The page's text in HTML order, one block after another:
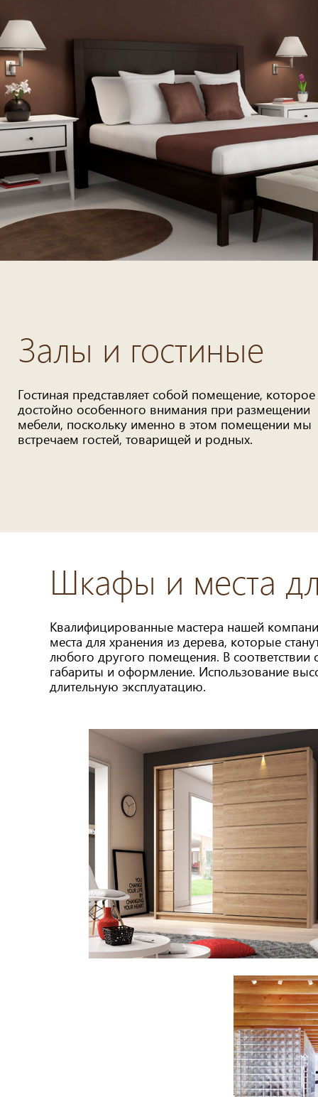
Залы и гостиные
Гостиная представляет собой помещение, которое
достойно особенного внимания при размещении
мебели, поскольку именно в этом помещении мы
встречаем гостей, товарищей и родных.
Шкафы и места
Квалифицированные мастера нашей
места для хранения из дерева, которые
любого другого помещения. В
габариты и оформление. Использование
длительную эксплуатацию.